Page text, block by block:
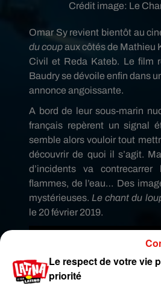
Crédit image: Le
Omar Sy revient bientôt au
du coupaux côtés de Mathieu
Civil et Reda Kateb. Le film
Baudry se dévoile enfin dans
annonce angoissante.
A bord de leur sous-marin
français repèrent un signal
semble alors vouloir tout
découvrir de quoi il s’agit.
d’incidents va
flammes, de l’eau… Des
mystérieuses. Le chant du
le 20 février 2019.
Le respect de votre vie
priorité